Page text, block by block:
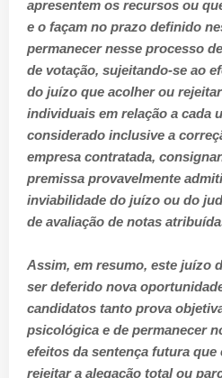
apresentem os recursos ou
e o façam no prazo definido
permanecer nesse processo
de votação, sujeitando-se ao
do juízo que acolher ou
individuais em relação a cada
considerado inclusive a
empresa contratada,
premissa provavelmente
inviabilidade do juízo ou do
de avaliação de notas
Assim, em resumo, este juízo
ser deferido nova
candidatos tanto prova
psicológica e de permanecer
efeitos da sentença futura que
rejeitar a alegação total ou